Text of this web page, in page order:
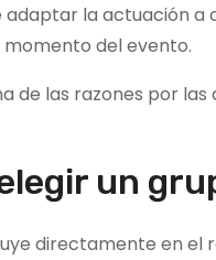
la actuación
del evento.
de las razones por
un
directamente en